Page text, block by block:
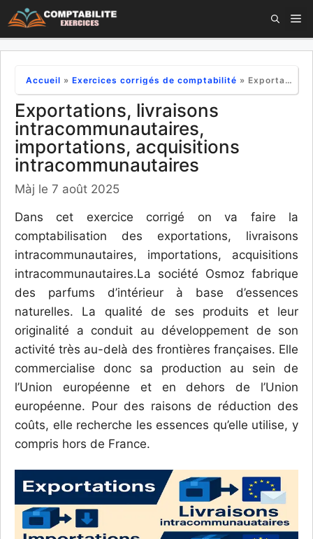
Aller
au
Accueil » Exercices corrigés de comptabilité » Exportations, livraisons intracommunautaires, importations, acquisitions intracommunautaires
Exportations, livraisons
intracommunautaires,
importations, acquisitions
intracommunautaires
Màj le 7 août 2025
Dans cet exercice corrigé on va faire la
comptabilisation des exportations, livraisons
intracommunautaires, importations, acquisitions
intracommunautaires.La société Osmoz fabrique
des parfums d’intérieur à base d’essences
naturelles. La qualité de ses produits et leur
originalité a conduit au développement de son
activité très au-delà des frontières françaises. Elle
commercialise donc sa production au sein de
l’Union européenne et en dehors de l’Union
européenne. Pour des raisons de réduction des
coûts, elle recherche les essences qu’elle utilise, y
compris hors de France.